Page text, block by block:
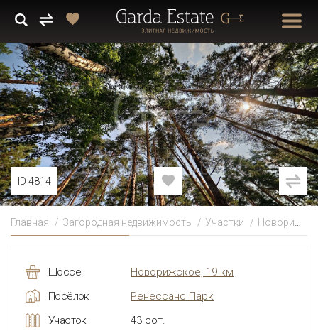
ID 4814
Главная Загородная недвижимость Участки Новорижское
Шоссе
Новорижское, 19 км
Посёлок
Ренессанс Парк
Участок
43 сот.